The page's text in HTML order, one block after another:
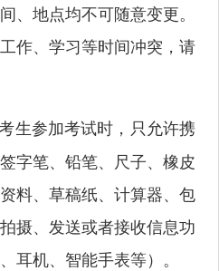
、地点均不可随意变更。
作、学习等时间冲突，请
生参加考试时，只允许携
字笔、铅笔、尺子、橡皮
料、草稿纸、计算器、包
摄、发送或者接收信息功
耳机、智能手表等）。